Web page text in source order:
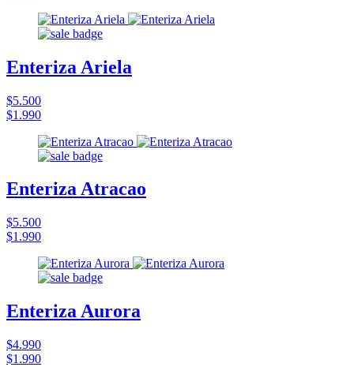
Enteriza Ariela
$5.500
$1.990
Enteriza Atracao
$5.500
$1.990
Enteriza Aurora
$4.990
$1.990